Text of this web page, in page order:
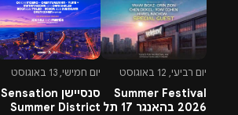
יום רביעי, 12 באוגוסט
Summer Festival
2026 בהאנגר 17 תל
יום חמישי, 13 באוגוסט
סנסיישן Sensation
Summer District